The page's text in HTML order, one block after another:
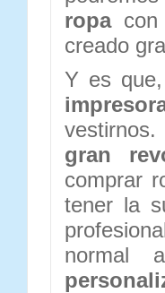
ropacon
creado
Y es
gran
comprar
tener la
normal